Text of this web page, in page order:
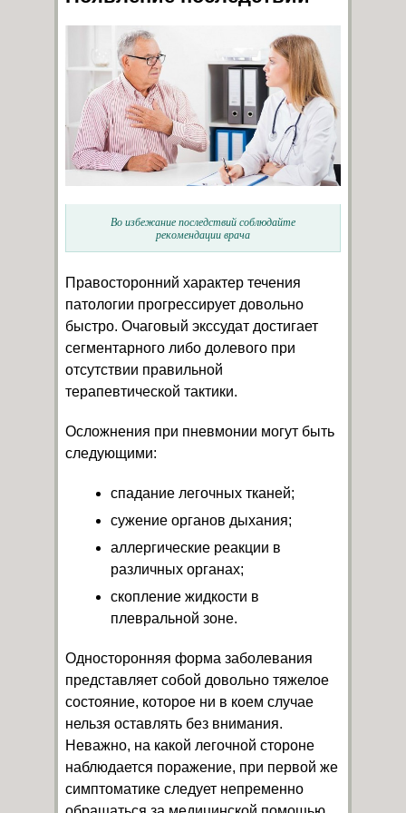
Во избежание последствий соблюдайте
рекомендации врача
Правосторонний характер течения
патологии прогрессирует довольно
быстро. Очаговый экссудат достигает
сегментарного либо долевого при
отсутствии правильной
терапевтической тактики.
Осложнения при пневмонии могут быть
следующими:
спадание легочных тканей;
сужение органов дыхания;
аллергические реакции в
различных органах;
скопление жидкости в
плевральной зоне.
Односторонняя форма заболевания
представляет собой довольно тяжелое
состояние, которое ни в коем случае
нельзя оставлять без внимания.
Неважно, на какой легочной стороне
наблюдается поражение, при первой же
симптоматике следует непременно